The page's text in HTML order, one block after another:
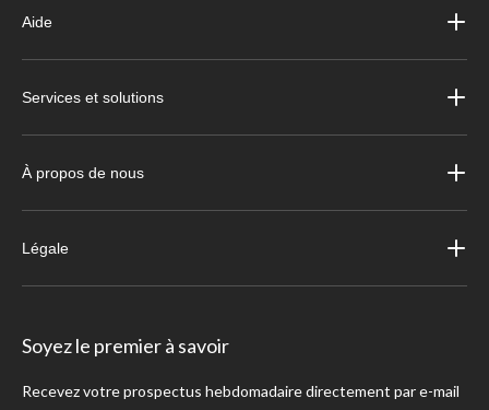
Aide
Services et solutions
À propos de nous
Légale
Soyez le premier à savoir
Recevez votre prospectus hebdomadaire directement par e-mail